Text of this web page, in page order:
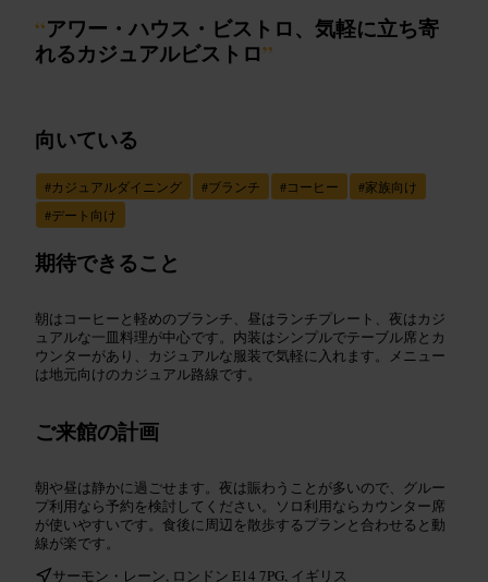
“アワー・ハウス・ビストロ、気軽に立ち寄
れるカジュアルビストロ”
向いている
#カジュアルダイニング #ブランチ #コーヒー #家族向け
#デート向け
期待できること
朝はコーヒーと軽めのブランチ、昼はランチプレート、夜はカジ
ュアルな一皿料理が中心です。内装はシンプルでテーブル席とカ
ウンターがあり、カジュアルな服装で気軽に入れます。メニュー
は地元向けのカジュアル路線です。
ご来館の計画
朝や昼は静かに過ごせます。夜は賑わうことが多いので、グルー
プ利用なら予約を検討してください。ソロ利用ならカウンター席
が使いやすいです。食後に周辺を散歩するプランと合わせると動
線が楽です。
サーモン・レーン, ロンドン E14 7PG, イギリス